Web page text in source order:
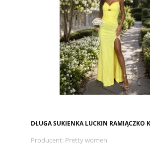
DŁUGA SUKIENKA LUCKIN RAMIĄCZKO
Producent: Pretty women